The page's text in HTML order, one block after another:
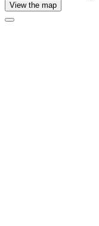
View the map